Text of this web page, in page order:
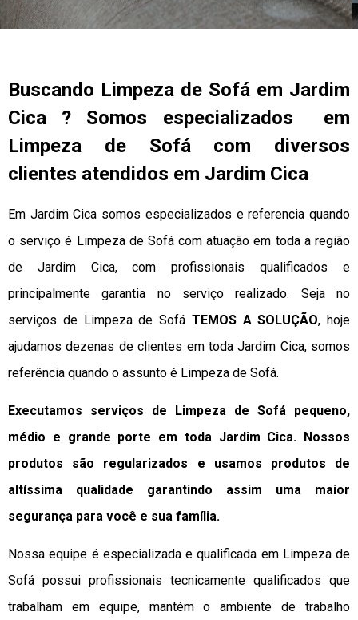
Buscando Limpeza de Sofá em Jardim
Cica ? Somos especializados em
Limpeza de Sofá com diversos
clientes atendidos em Jardim Cica
Em Jardim Cica somos especializados e referencia quando
o serviço é Limpeza de Sofá com atuação em toda a região
de Jardim Cica, com profissionais qualificados e
principalmente garantia no serviço realizado. Seja no
serviços de Limpeza de Sofá TEMOS A SOLUÇÃO, hoje
ajudamos dezenas de clientes em toda Jardim Cica, somos
referência quando o assunto é Limpeza de Sofá.
Executamos serviços de Limpeza de Sofá pequeno,
médio e grande porte em toda Jardim Cica. Nossos
produtos são regularizados e usamos produtos de
altíssima qualidade garantindo assim uma maior
segurança para você e sua família.
Nossa equipe é especializada e qualificada em Limpeza de
Sofá possui profissionais tecnicamente qualificados que
trabalham em equipe, mantém o ambiente de trabalho